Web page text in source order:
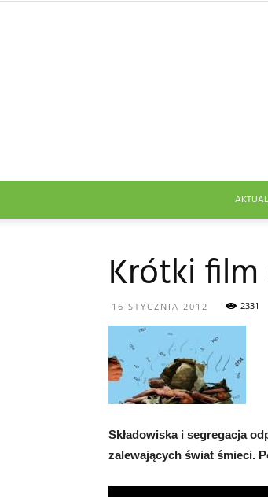
Krótki
16 STYCZNIA 2012 2331
Składowiska i segregacja
zalewających świat śmieci.